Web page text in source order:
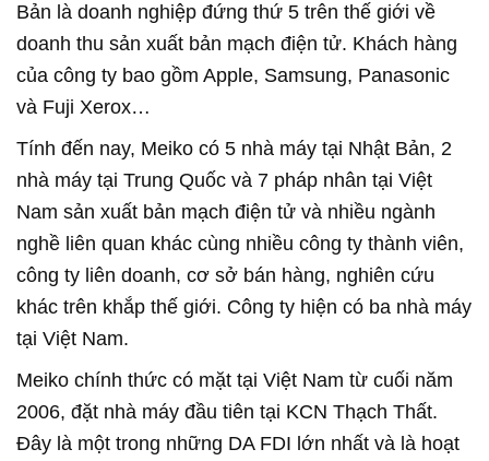
Bản là doanh nghiệp đứng thứ 5 trên thế giới về
doanh thu sản xuất bản mạch điện tử. Khách hàng
của công ty bao gồm Apple, Samsung, Panasonic
và Fuji Xerox…
Tính đến nay, Meiko có 5 nhà máy tại Nhật Bản, 2
nhà máy tại Trung Quốc và 7 pháp nhân tại Việt
Nam sản xuất bản mạch điện tử và nhiều ngành
nghề liên quan khác cùng nhiều công ty thành viên,
công ty liên doanh, cơ sở bán hàng, nghiên cứu
khác trên khắp thế giới. Công ty hiện có ba nhà máy
tại Việt Nam.
Meiko chính thức có mặt tại Việt Nam từ cuối năm
2006, đặt nhà máy đầu tiên tại KCN Thạch Thất.
Đây là một trong những DA FDI lớn nhất và là hoạt